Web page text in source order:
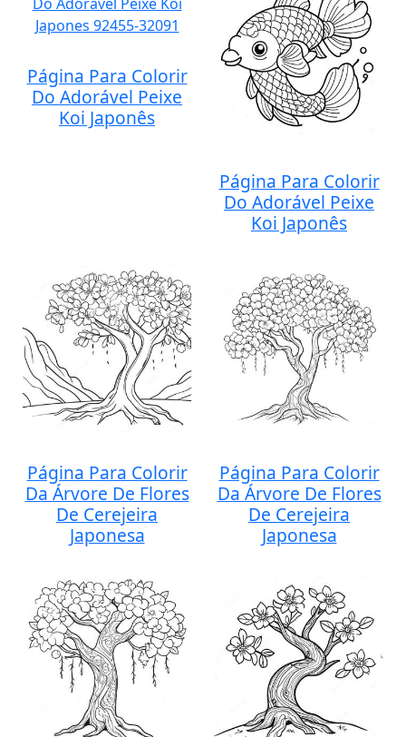
Página Para Colorir
Do Adorável Peixe
Koi Japonês
Página Para Colorir
Do Adorável Peixe
Koi Japonês
Página Para Colorir
Da Árvore De Flores
De Cerejeira
Japonesa
Página Para Colorir
Da Árvore De Flores
De Cerejeira
Japonesa